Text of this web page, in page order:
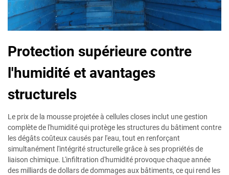
Protection supérieure contre
l'humidité et avantages
structurels
Le prix de la mousse projetée à cellules closes inclut une gestion
complète de l'humidité qui protège les structures du bâtiment contre
les dégâts coûteux causés par l'eau, tout en renforçant
simultanément l'intégrité structurelle grâce à ses propriétés de
liaison chimique. L'infiltration d'humidité provoque chaque année
des milliards de dollars de dommages aux bâtiments, ce qui rend les